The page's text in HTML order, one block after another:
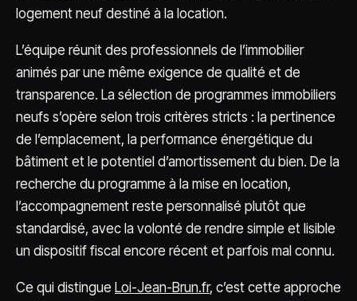
logement neuf destiné à la location.
L’équipe réunit des professionnels de l’immobilier
animés par une même exigence de qualité et de
transparence. La sélection de programmes immobiliers
neufs s’opère selon trois critères stricts : la pertinence
de l’emplacement, la performance énergétique du
bâtiment et le potentiel d’amortissement du bien. De la
recherche du programme à la mise en location,
l’accompagnement reste personnalisé plutôt que
standardisé, avec la volonté de rendre simple et lisible
un dispositif fiscal encore récent et parfois mal connu.
Ce qui distingue Loi-Jean-Brun.fr, c’est cette approche